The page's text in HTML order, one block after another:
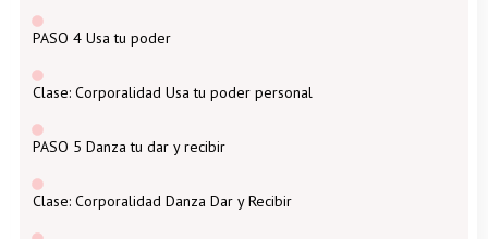
PASO 4 Usa tu poder
Clase: Corporalidad Usa tu poder personal
PASO 5 Danza tu dar y recibir
Clase: Corporalidad Danza Dar y Recibir